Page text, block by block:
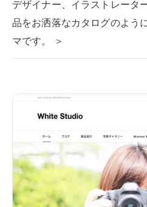
デザイナー、イラストレータ
品をお洒落なカタログのよう
マです。 ＞